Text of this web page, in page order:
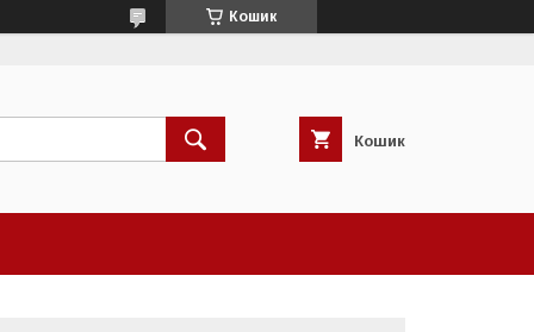
Кошик
Кошик